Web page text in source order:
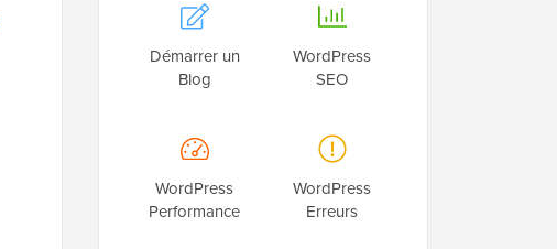
Démarrer un
Blog
WordPress
SEO
WordPress
Performance
WordPress
Erreurs